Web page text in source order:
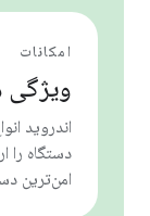
امکانات
ویژگی
اندروید
دستگاه را
امن‌ترین